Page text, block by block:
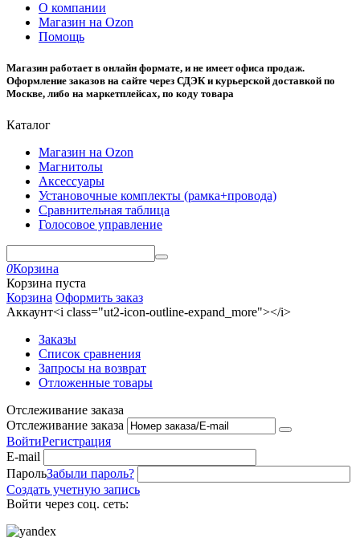
О компании
Магазин на Ozon
Помощь
Магазин работает в онлайн формате, и не имеет офиса продаж.
Оформление заказов на сайте через СДЭК и курьерской доставкой по
Москве, либо на маркетплейсах, по коду товара
Каталог
Магазин на Ozon
Магнитолы
Аксессуары
Установочные комплекты (рамка+провода)
Сравнительная таблица
Голосовое управление
0Корзина
Корзина пуста
Корзина Оформить заказ
Аккаунт<i class="ut2-icon-outline-expand_more"></i>
Заказы
Список сравнения
Запросы на возврат
Отложенные товары
Отслеживание заказа
Отслеживание заказа
ВойтиРегистрация
E-mail
ПарольЗабыли пароль?
Создать учетную запись
Войти через соц. сеть: